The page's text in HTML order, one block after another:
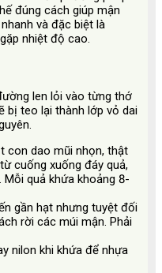
đúng cách giúp mận
và đặc biệt là
nhiệt độ cao.
len lỏi vào từng thớ
bị teo lại thành lớp vỏ dai
con dao mũi nhọn, thật
cuống xuống đáy quả,
quả khứa khoảng 8-
gần hạt nhưng tuyệt đối
rời các múi mận. Phải
nilon khi khứa để nhựa